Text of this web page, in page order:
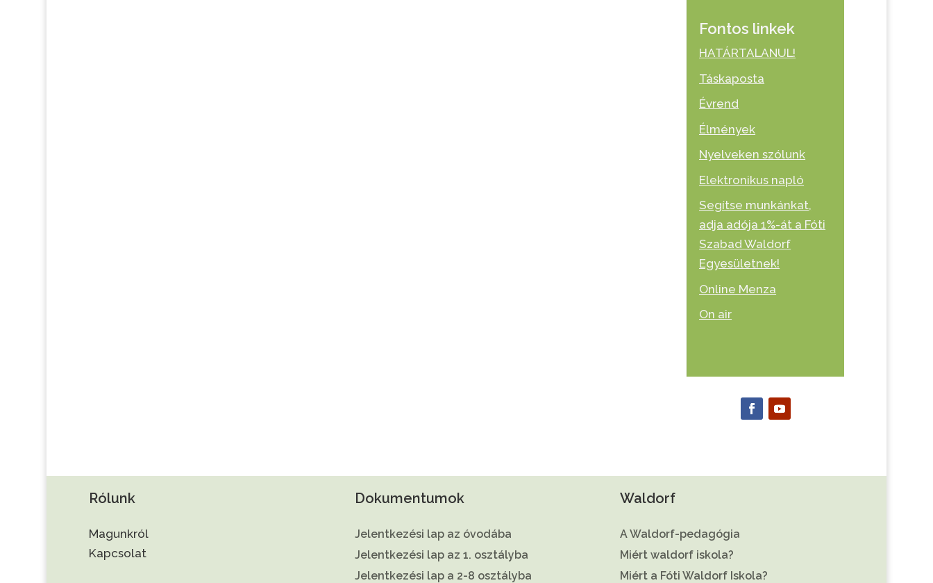
Fontos linkek
HATÁRTALANUL!
Táskaposta
Évrend
Élmények
Nyelveken szólunk
Elektronikus napló
Segítse munkánkat,
adja adója 1%-át a Fóti
Szabad Waldorf
Egyesületnek!
Online Menza
On air
Rólunk
Magunkról
Kapcsolat
Dokumentumok
Jelentkezési lap az óvodába
Jelentkezési lap az 1. osztályba
Jelentkezési lap a 2-8 osztályba
Waldorf
A Waldorf-pedagógia
Miért waldorf iskola?
Miért a Fóti Waldorf Iskola?